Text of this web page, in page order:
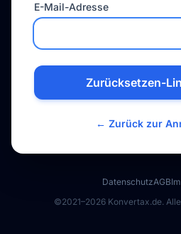
E-Mail-Adresse
Zurücksetzen-
← Zurück zur
DatenschutzAGB
©2021–2026 Konvertax.de.